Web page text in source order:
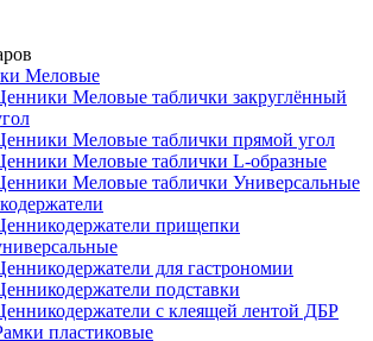
Меловые
Меловые таблички закруглённый
Меловые таблички прямой угол
Меловые таблички L-образные
Меловые таблички Универсальные
прищепки
для гастрономии
подставки
с клеящей лентой ДБР
пластиковые